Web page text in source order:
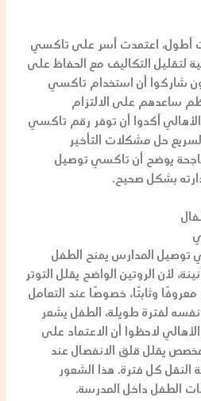
أطول، اعتمدت أسر على تاكسي
لتقليل التكاليف مع الحفاظ على
شاركوا أن استخدام تاكسي
ساعدهم على الالتزام
أكدوا أن توفر رقم تاكسي
حل مشكلات التأخير
يوضح أن تاكسي توصيل
بشكل صحيح.
توصيل المدارسيمنح الطفل
لأن الروتين الواضح يقلل التوتر
وثابتًا، خصوصًا عند التعامل
لفترة طويلة، الطفل يشعر
لاحظوا أن الاعتماد على
يقلل قلق الانفصال عند
النقل كل فترة. هذا الشعور
الطفل داخل المدرسة.